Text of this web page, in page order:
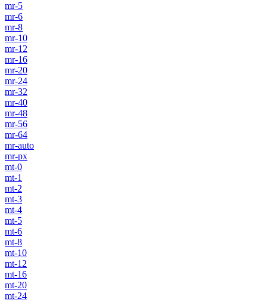
mr-5
mr-6
mr-8
mr-10
mr-12
mr-16
mr-20
mr-24
mr-32
mr-40
mr-48
mr-56
mr-64
mr-auto
mr-px
mt-0
mt-1
mt-2
mt-3
mt-4
mt-5
mt-6
mt-8
mt-10
mt-12
mt-16
mt-20
mt-24